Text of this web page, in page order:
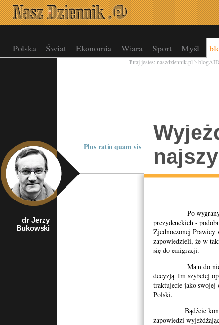
Polska Świat Ekonomia Wiara Sport Myśl
Tutaj jesteś: naszdziennik.pl blogAID
Plus ratio quam vis
dr Jerzy
Bukowski
Po wygranych
prezydenckich -
Zjednoczonej Prawicy
zapowiedzieli, że w
się do emigracji.
Mam do nich
decyzją. Im szybciej
traktujecie jako swojej
Polski.
Bądźcie
zapowiedzi